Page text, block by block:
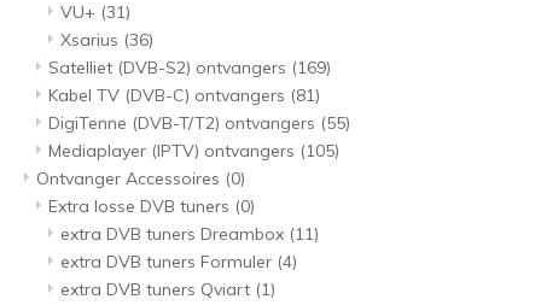
VU+ (31)
Xsarius (36)
Satelliet (DVB-S2) ontvangers (169)
Kabel TV (DVB-C) ontvangers (81)
DigiTenne (DVB-T/T2) ontvangers (55)
Mediaplayer (IPTV) ontvangers (105)
Ontvanger Accessoires (0)
Extra losse DVB tuners (0)
extra DVB tuners Dreambox (11)
extra DVB tuners Formuler (4)
extra DVB tuners Qviart (1)